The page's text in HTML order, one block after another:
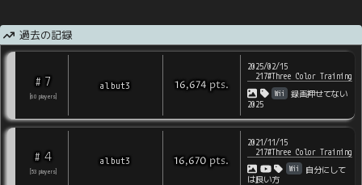
過去の記録
# 7
60 players
albut3 16,674 pts.
2025/02/15
217#Three Color Training
Wii
録画押せてない
2025
# 4
53 players
albut3 16,670 pts.
2021/11/15
217#Three Color Training
Wii
自分にして
は良い方